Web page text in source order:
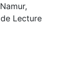
Lecture